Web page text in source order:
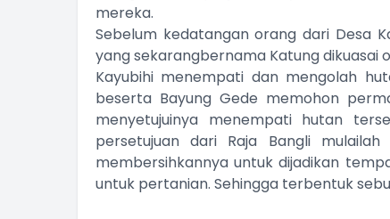
mereka.
Sebelum kedatangan orang dari Desa
yang sekarangbernama Katung dikuasai
Kayubihi menempati dan mengolah
beserta Bayung Gede memohon
menyetujuinya menempati hutan
persetujuan dari Raja Bangli
membersihkannya untuk dijadikan
untuk pertanian. Sehingga terbentuk